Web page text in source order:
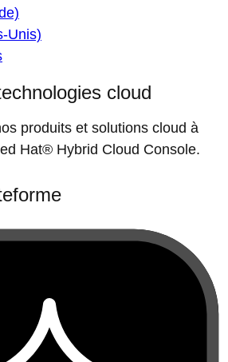
Unis)
cloud
produits et solutions cloud à
Hat® Hybrid Cloud Console.